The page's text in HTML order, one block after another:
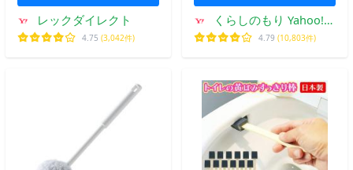
レックダイレクト
4.75 (3,042件)
くらしのもり Yahoo!シ
ョッピング店
4.79 (10,803件)